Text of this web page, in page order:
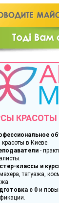
КРАСОТЫ
в Киеве.
-
классы и
татуажа,
с 0и